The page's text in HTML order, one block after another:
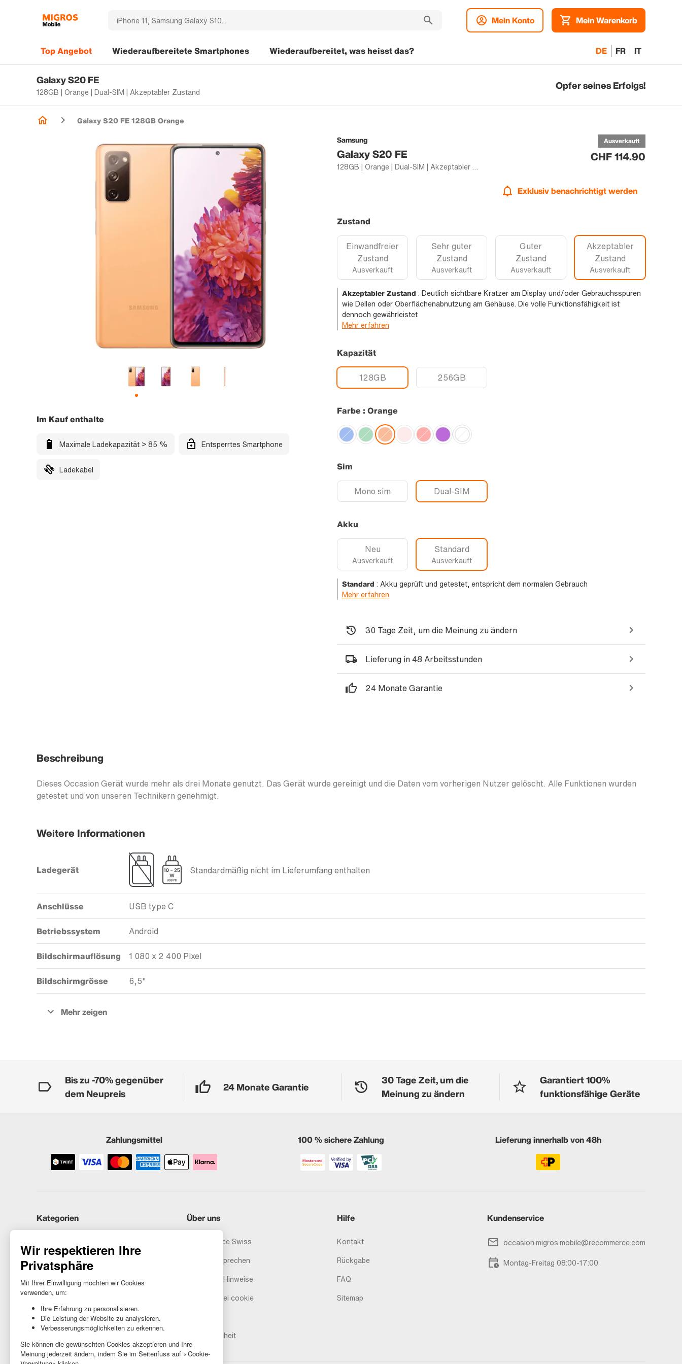
Mein Konto Mein Warenkorb
DE FR IT
Top Angebot Wiederaufbereitete Smartphones Wiederaufbereitet, was heisst das?
Galaxy S20 FE
128GB | Orange | Dual-SIM | Akzeptabler Zustand
Opfer seines Erfolgs!
Galaxy S20 FE 128GB Orange
Samsung
Galaxy S20 FE
128GB | Orange | Dual-SIM | Akzeptabler Zustand
Ausverkauft
Im Kauf enthalte
Maximale Ladekapazität > 85 % Entsperrtes Smartphone
Ladekabel
CHF 114.90
Exklusiv benachrichtigt werden
Zustand
Einwandfreier
Zustand
Ausverkauft
Sehr guter
Zustand
Ausverkauft
Guter
Zustand
Ausverkauft
Akzeptabler
Zustand
Ausverkauft
Akzeptabler Zustand : Deutlich sichtbare Kratzer am Display und/oder Gebrauchsspuren
wie Dellen oder Oberflächenabnutzung am Gehäuse. Die volle Funktionsfähigkeit ist
dennoch gewährleistet
Mehr erfahren
Kapazität
128GB 256GB
Farbe : Orange
Sim
Mono sim Dual-SIM
Akku
Neu
Ausverkauft
Standard
Ausverkauft
Standard : Akku geprüft und getestet, entspricht dem normalen Gebrauch
Mehr erfahren
30 Tage Zeit, um die Meinung zu ändern
Lieferung in 48 Arbeitsstunden
24 Monate Garantie
Beschreibung
Dieses Occasion Gerät wurde mehr als drei Monate genutzt. Das Gerät wurde gereinigt und die Daten vom vorherigen Nutzer gelöscht. Alle Funktionen wurden
getestet und von unseren Technikern genehmigt.
Weitere Informationen
Ladegerät Standardmäßig nicht im Lieferumfang enthalten
Anschlüsse USB type C
Betriebssystem Android
Bildschirmauflösung 1 080 x 2 400 Pixel
Bildschirmgrösse 6,5"
Bis zu -70% gegenüber
dem Neupreis
24 Monate Garantie
30 Tage Zeit, um die
Meinung zu ändern
Garantiert 100%
funktionsfähige Geräte
Zahlungsmittel 100 % sichere Zahlung Lieferung innerhalb von 48h
Kategorien
Samsung
Huawei
Benötigst du Hilfe?
Über uns
Recommerce Swiss
Unser Versprechen
Rechtliche Hinweise
Gestione dei cookie
Barrierefreiheit
Hilfe
Kontakt
Rückgabe
FAQ
Sitemap
Kundenservice
occasion.migros.mobile@recommerce.com
Montag-Freitag 08:00-17:00